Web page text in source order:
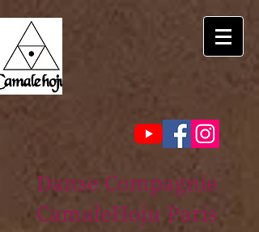
Danse Compagnie
CamaleHoju Paris